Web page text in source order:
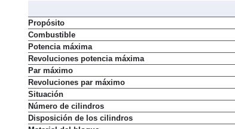
Propósito
Combustible
Potencia máxima
Revoluciones potencia máxima
Par máximo
Revoluciones par máximo
Situación
Número de cilindros